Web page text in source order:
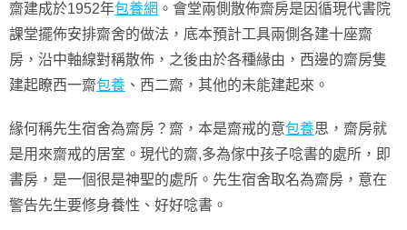
齋建成於1952年包養網 。會堂兩側散佈齋房是因循現代書院
課堂擺佈安排齋舍的做法，底本預計工具兩側各建十座齋
房，沿中軸線對稱散佈，之後由於各種緣由，西邊的齋房隻
建起瞭西一齋包養 、西二齋，其他的未能建起來。
緣何稱先生宿舍為齋房？齋，本是齋戒的意包養思，齋房就
是用來齋戒的居室。現代的齋,多為傢中孩子唸書的處所，即
書房，是一個很是神聖的處所。先生宿舍取名為齋房，意在
警告先生要修身養性、好好唸書。